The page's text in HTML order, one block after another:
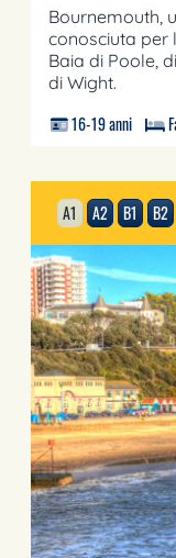
16-19 anni
Bournemouth,
conosciuta per
Baia di Poole,
di Wight.
A1 A2 B1 B2